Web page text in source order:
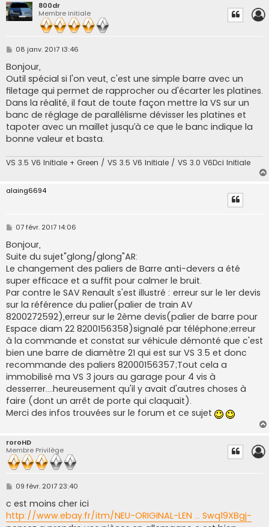
800dr
Membre Initiale
M
s
s
a
g
e
08 janv. 2017 13:46
Bonjour,
Outil spécial si l'on veut, c'est une simple barre avec un
filetage qui permet de rapprocher ou d'écarter les platines.
Dans la réalité, il faut de toute façon mettre la VS sur un
banc de réglage de parallélisme dévisser les platines et
tapoter avec un maillet jusqu’à ce que le banc indique la
bonne valeur et basta.
VS 3.5 V6 Initiale + Green / VS 3.5 V6 Initiale / VS 3.0 V6Dci Initiale
alaing6694
M
s
s
a
g
e
07 févr. 2017 14:06
Bonjour,
Suite du sujet"glong/glong"AR:
Le changement des paliers de Barre anti-devers a été
super efficace et a suffit pour calmer le bruit.
Par contre le SAV Renault s'est illustré : erreur sur le 1er devis
sur la référence du palier(palier de train AV
8200272592),erreur sur le 2ème devis(palier de barre pour
Espace diam 22 8200156358)signalé par téléphone;erreur
à la commande et constat sur véhicule démonté que c'est
bien une barre de diamètre 21 qui est sur VS 3.5 et donc
recommande des paliers 82000156357;Tout cela a
immobilisé ma VS 3 jours au garage pour 4 vis à
desserrer....heureusement qu'il y avait d'autres choses à
faire (dont un arrêt de porte qui claquait).
Merci des infos trouvées sur le forum et ce sujet
roroHD
Membre Privilège
M
s
s
a
g
09 févr. 2017 23:40
c est moins cher ici
http://www.ebay.fr/itm/NEU-ORIGINAL-LEN ... Swq19XBgj-